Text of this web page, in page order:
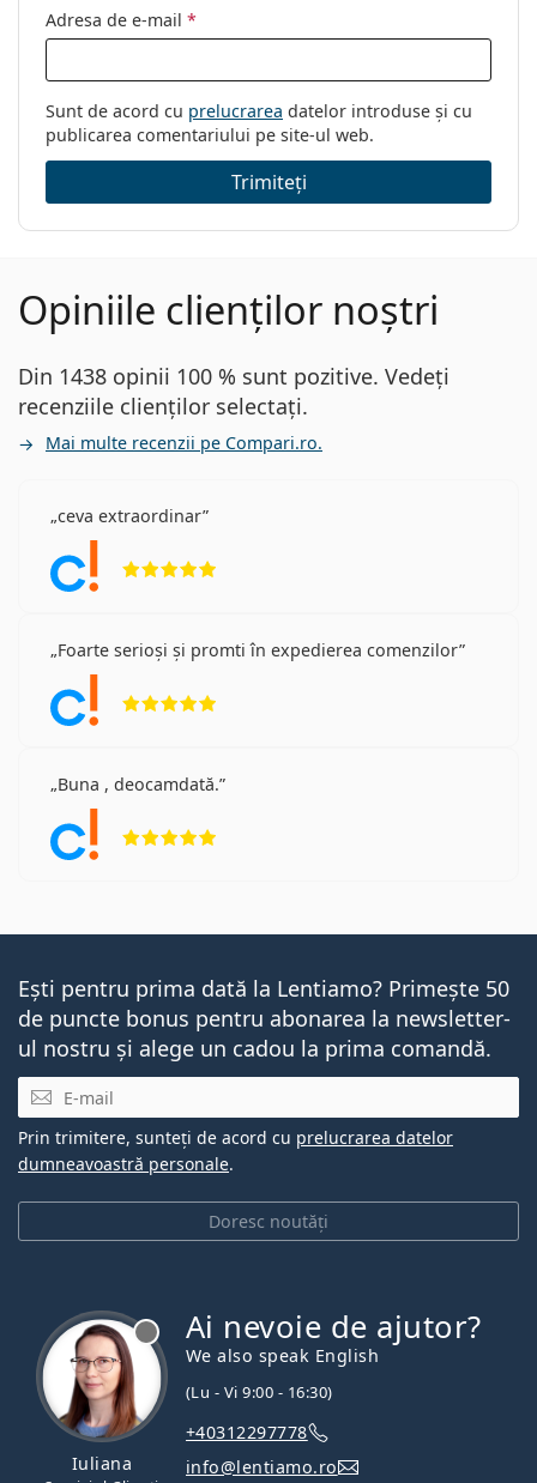
Adresa de e-mail *
Sunt de acord cu prelucrarea datelor introduse și cu
publicarea comentariului pe site-ul web.
Trimiteți
Opiniile clienților noștri
Din 1438 opinii 100 % sunt pozitive. Vedeți
recenziile clienților selectați.
Mai multe recenzii pe Compari.ro.
ceva extraordinar
Foarte serioși și promti în expedierea comenzilor
Buna , deocamdată.
Ești pentru prima dată la Lentiamo? Primește 50
de puncte bonus pentru abonarea la newsletter-
ul nostru și alege un cadou la prima comandă.
E-mail
Doresc noutăți
Prin trimitere, sunteți de acord cu prelucrarea datelor
dumneavoastră personale.
Iuliana
Ai nevoie de ajutor?
We also speak English
(Lu - Vi 9:00 - 16:30)
+40312297778
info@lentiamo.ro